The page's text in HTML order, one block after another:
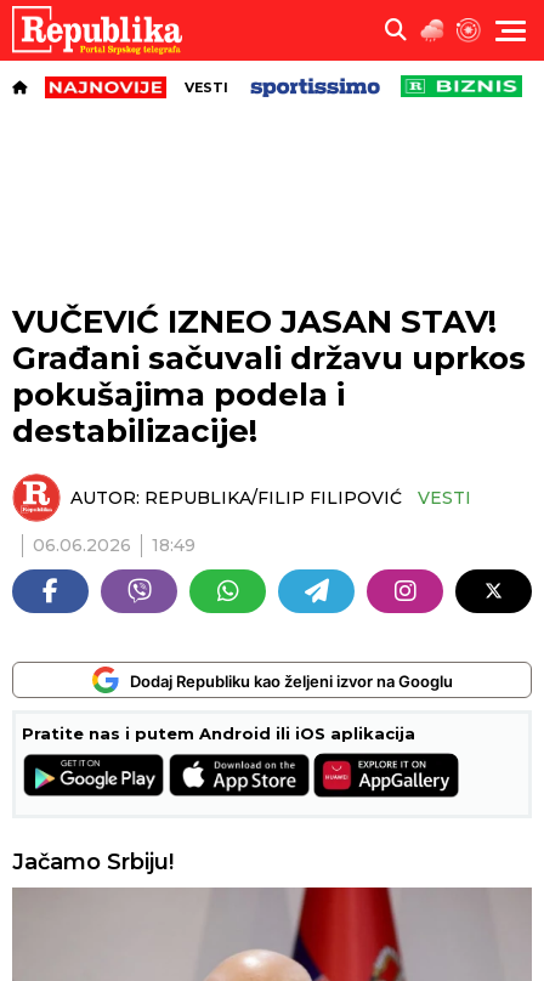
VESTI
VUČEVIĆ IZNEO JASAN STAV!
Građani sačuvali državu uprkos
pokušajima podela i
destabilizacije!
AUTOR: REPUBLIKA/FILIP FILIPOVIĆ VESTI
06.06.2026 18:49
Dodaj Republiku kao željeni izvor na Googlu
Pratite nas i putem Android ili iOS aplikacija
Jačamo Srbiju!